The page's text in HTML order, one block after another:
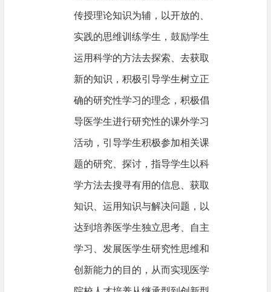
传授理论知识为辅，以开放的、
实践的思维训练学生，鼓励学生
运用科学的方法去探索、去获取
新的知识，积极引导学生树立正
确的研究性学习的理念，积极倡
导医学生进行研究性的课外学习
活动，引导学生积极参加相关课
题的研究、探讨，指导学生以科
学方法去搜寻有用的信息、获取
知识、运用知识与解决问题，以
达到培养医学生独立思考、自主
学习、发展医学生研究性思维和
创新能力的目的，从而实现医学